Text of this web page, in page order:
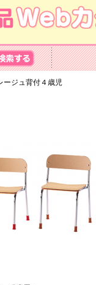
ージュ背付４歳児